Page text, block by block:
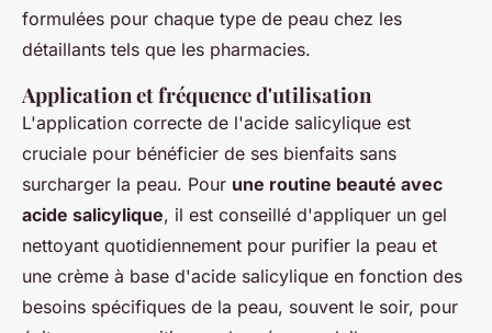
formulées pour chaque type de peau chez les
détaillants tels que les pharmacies.
Application et fréquence d'utilisation
L'application correcte de l'acide salicylique est
cruciale pour bénéficier de ses bienfaits sans
surcharger la peau. Pour une routine beauté avec
acide salicylique, il est conseillé d'appliquer un gel
nettoyant quotidiennement pour purifier la peau et
une crème à base d'acide salicylique en fonction des
besoins spécifiques de la peau, souvent le soir, pour